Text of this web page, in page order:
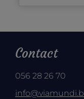
Contact
056 28 26 70